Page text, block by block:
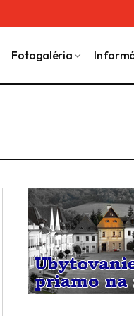
Fotogaléria